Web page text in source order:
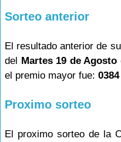
Sorteo anterior
El resultado anterior de su
del Martes 19 de Agosto
el premio mayor fue:
Proximo sorteo
El proximo sorteo de la